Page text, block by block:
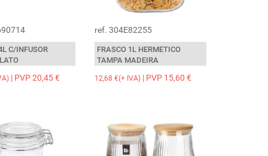
C/INFUSOR
| PVP 20,45 €
ref. 304E82255
FRASCO 1L HERMETICO
TAMPA MADEIRA
12,68 €(+ IVA)| PVP 15,60 €